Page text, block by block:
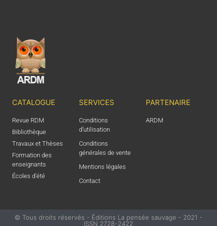
CATALOGUE
Revue RDM
Bibliothèque
Travaux et Thèses
Formation des
enseignants
Écoles d'été
SERVICES
Conditions
d’utilisation
Conditions
générales de vente
Mentions légales
Contact
PARTENAIRE
ARDM
© Tous droits réservés - Éditions La pensée sauvage - 2021 -
ISSN 2728-2422